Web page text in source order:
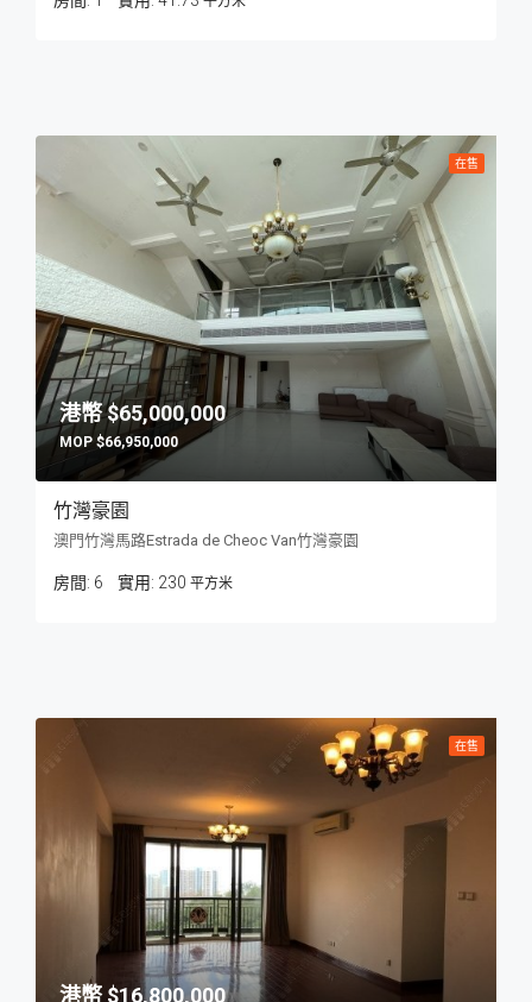
在售
$65,000,000
$66,950,000
竹灣豪園
澳門竹灣馬路Estrada de Cheoc Van竹灣豪園
房間: 6 230 平方米
在售
$16,800,000